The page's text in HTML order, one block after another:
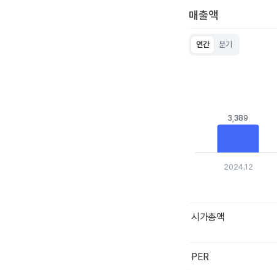
매출액
연간 분기
The chart has 1 Y
3,389
3,389
2024.12
시가총액
PER